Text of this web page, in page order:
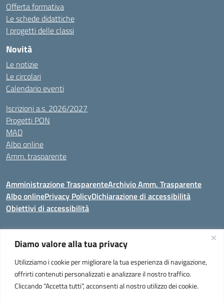
Diamo valore alla tua privacy
Utilizziamo i cookie per migliorare la tua esperienza di navigazione,
offrirti contenuti personalizzati e analizzare il nostro traffico.
Cliccando “Accetta tutti”, acconsenti al nostro utilizzo dei cookie.
Offerta formativa
Le schede didattiche
I progetti delle classi
Novità
Le notizie
Le circolari
Calendario eventi
Iscrizioni a.s. 2026/2027
Progetti PON
MAD
Albo online
Amm. trasparente
Amministrazione TrasparenteArchivio Amm. Trasparente
Albo onlinePrivacy PolicyDichiarazione di accessibilità
Obiettivi di accessibilità
Codice meccanografico:VEIC859007
Istituto Comprensivo di Portogruaro e Fossalta di Portogruaro- Via
Liguria 32, Portogruaro 30026 (VENEZIA)
Tel. +39 0421 273251 oppure +39 0421 273280